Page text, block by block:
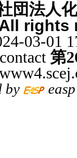
団法人
rights
03-01
第
by